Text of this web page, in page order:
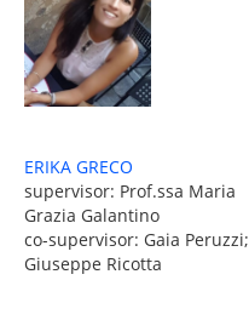
ERIKA GRECO
supervisor: Prof.ssa Maria
Grazia Galantino
co-supervisor: Gaia Peruzzi;
Giuseppe Ricotta